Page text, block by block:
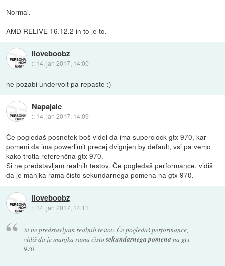
Normal.
AMD RELIVE 16.12.2 in to je to.
iloveboobz
:: 14. jan 2017, 14:00
ne pozabi undervolt pa repaste :)
Napajalc
:: 14. jan 2017, 14:09
Če pogledaš posnetek boš videl da ima superclock gtx 970, kar
pomeni da ima powerlimit precej dvignjen by default, vsi pa vemo
kako trotla referenčna gtx 970.
Si ne predstavljam realnih testov. Če pogledaš performance, vidiš
da je manjka rama čisto sekundarnega pomena na gtx 970.
iloveboobz
:: 14. jan 2017, 14:11
Si ne predstavljam realnih testov. Če pogledaš performance,
vidiš da je manjka rama čistosekundarnega pomena na gtx
970.